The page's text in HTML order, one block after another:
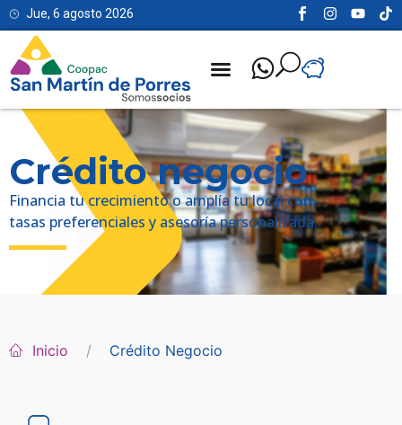
Jue, 6 agosto 2026
Crédito negocio
Financia tu crecimiento o amplía tu local con
tasas preferenciales y asesoría personalizada.
Inicio Crédito Negocio